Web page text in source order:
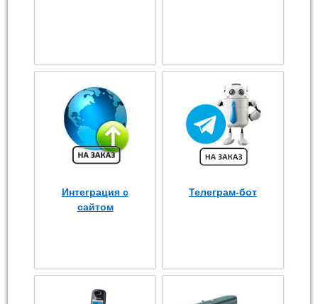
Интеграция с
сайтом
Телеграм-бот